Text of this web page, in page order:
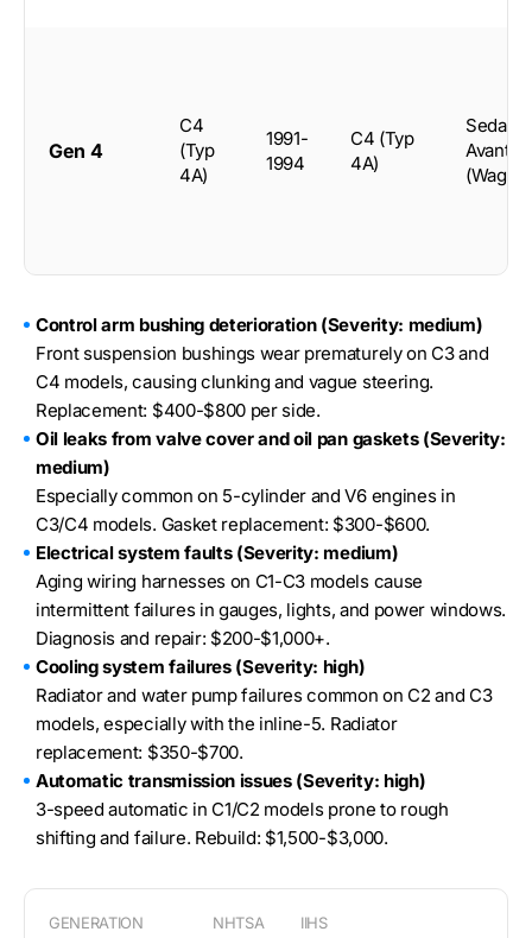
Gen 4
C4
(Typ
4A)
1991-
1994
C4 (Typ
4A)
Sedan,
Avant
(Wagon)
Control arm bushing deterioration (Severity: medium)
Front suspension bushings wear prematurely on C3 and
C4 models, causing clunking and vague steering.
Replacement: $400-$800 per side.
Oil leaks from valve cover and oil pan gaskets (Severity:
medium)
Especially common on 5-cylinder and V6 engines in
C3/C4 models. Gasket replacement: $300-$600.
Electrical system faults (Severity: medium)
Aging wiring harnesses on C1-C3 models cause
intermittent failures in gauges, lights, and power windows.
Diagnosis and repair: $200-$1,000+.
Cooling system failures (Severity: high)
Radiator and water pump failures common on C2 and C3
models, especially with the inline-5. Radiator
replacement: $350-$700.
Automatic transmission issues (Severity: high)
3-speed automatic in C1/C2 models prone to rough
shifting and failure. Rebuild: $1,500-$3,000.
GENERATION NHTSA IIHS